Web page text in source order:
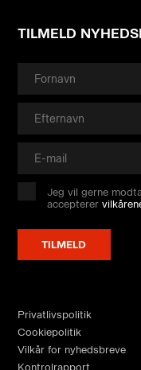
TILMELD
Jeg vil gerne
accepterer
Privatlivspolitik
Cookiepolitik
Vilkår for nyhedsbreve
Kontrolrapport